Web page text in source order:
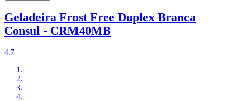
Geladeira Frost Free Duplex Branca
Consul - CRM40MB
4.7